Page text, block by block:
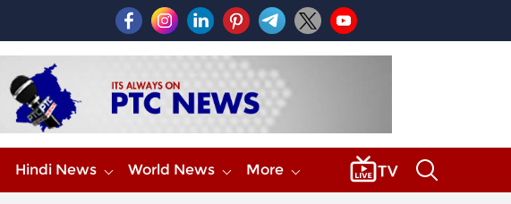
Hindi News World News More